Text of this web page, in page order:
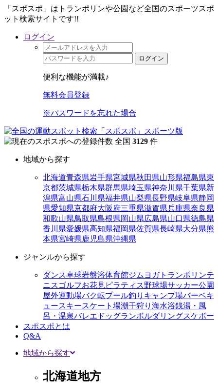
「スポスポ」はトランポリンや公園など全国のスポーツスポ
ット検索サイトです!!
ログイン
ログイン
便利な機能が満載♪
無料会員登録
※パスワードを忘れた場合
全国 3129 件
地域から探す
北海道青森県岩手県宮城県秋田県山形県福島県東
京都茨城県栃木県群馬県埼玉県神奈川県千葉県新
潟県富山県石川県福井県山梨県長野県岐阜県静岡
県愛知県京都府大阪府三重県滋賀県兵庫県奈良県
和歌山県鳥取県島根県岡山県広島県山口県徳島県
香川県愛媛県高知県福岡県佐賀県長崎県大分県熊
本県宮崎県鹿児島県沖縄県
ジャンルから探す
ダンス卓球岩盤浴体育館ジム ヨガトランポリンテ
ニス ゴルフお花見 ピラティス野球場サッカー公園
屋外運動場バク転プール釣り キャンプ場バーベキ
ュースキースケート場潮干狩り 海水浴銭湯・風
呂・温泉バレエ ドッグランボルダリングスケボー
スポスポとは
Q&A
地域から探す
北海道地方